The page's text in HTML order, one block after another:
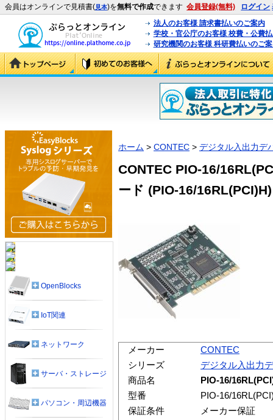
会員はオンラインで見積書(見本)を無料で作成できます 会員登録(無料) ログイン
法人のお客様 請求書払いのご案内
学校・官公庁のお客様 校費・公費
研究機関のお客様 科研費払いのご
ホーム > CONTEC > デジタル入出力デ
CONTEC PIO-16/
ード (PIO-16/16RL(PCI)H)
メーカー
CONTEC
シリーズ
デジタル入出力
商品名
PIO-16/
型番
PIO-16/
保証条件
メーカー保証
OpenBlocks
IoT関連
ネットワーク
サーバ・ストレージ
パソコン・周辺機器